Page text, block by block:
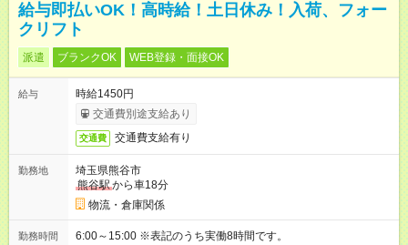
給与即払いOK！高時給！土日休み！入荷、フォー
クリフト
派遣 ブランクOK WEB登録・面接OK
給与
時給1450円
交通費別途支給あり
交通費 交通費支給有り
勤務地
埼玉県熊谷市
熊谷駅から車18分
物流・倉庫関係
勤務時間 6:00～15:00 ※表記のうち実働8時間です。